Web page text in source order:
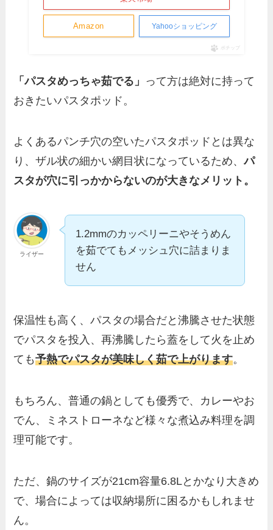
Amazon Yahooショッピング
ポチップ
「パスタめっちゃ茹でる」 って方は絶対に持って
おきたいパスタポッド。
よくあるパンチ穴の空いたパスタポッドとは異な
り、ザル状の細かい網目状になっているため、パ
スタが穴に引っかからないのが大きなメリット。
ライザー
1.2mmのカッペリーニやそうめん
を茹でてもメッシュ穴に詰まりま
せん
保温性も高く、パスタの場合だと沸騰させた状態
でパスタを投入、再沸騰したら蓋をして火を止め
ても予熱でパスタが美味しく茹で上がります。
もちろん、普通の鍋としても優秀で、カレーやお
でん、ミネストローネなど様々な煮込み料理を調
理可能です。
ただ、鍋のサイズが21cm容量6.8Lとかなり大きめ
で、場合によっては収納場所に困るかもしれませ
ん。